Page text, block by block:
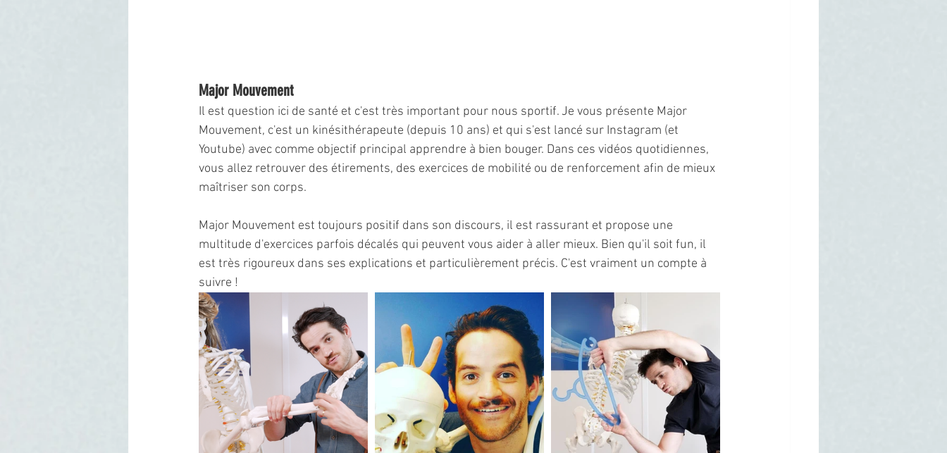
Major Mouvement
Il est question ici de santé et c'est très important pour nous sportif. Je vous présente Major
Mouvement, c'est un kinésithérapeute (depuis 10 ans) et qui s'est lancé sur Instagram (et
Youtube) avec comme objectif principal apprendre à bien bouger. Dans ces vidéos quotidiennes,
vous allez retrouver des étirements, des exercices de mobilité ou de renforcement afin de mieux
maîtriser son corps.
Major Mouvement est toujours positif dans son discours, il est rassurant et propose une
multitude d'exercices parfois décalés qui peuvent vous aider à aller mieux. Bien qu'il soit fun, il
est très rigoureux dans ses explications et particulièrement précis. C'est vraiment un compte à
suivre !